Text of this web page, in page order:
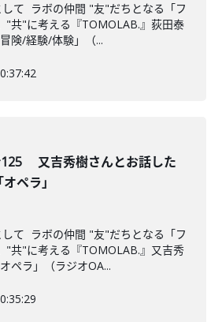
て ラボの仲間 "友"だちとなる「フ
"共"に考える『TOMOLAB.』荻田泰
険/経験/体験」（...
又吉秀樹さんとお話した
「オペラ」
て ラボの仲間 "友"だちとなる「フ
"共"に考える『TOMOLAB.』又吉秀
ペラ」（ラジオOA...